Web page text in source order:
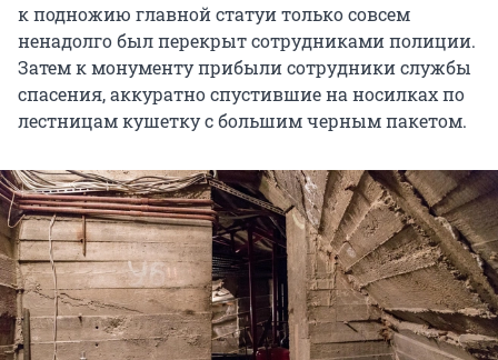
к подножию главной статуи только совсем
ненадолго был перекрыт сотрудниками полиции.
Затем к монументу прибыли сотрудники службы
спасения, аккуратно спустившие на носилках по
лестницам кушетку с большим черным пакетом.